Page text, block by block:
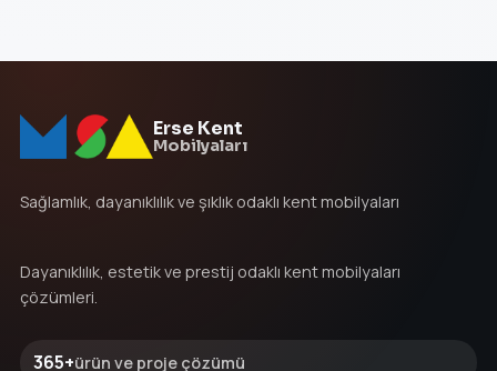
Erse Kent
Mobilyaları
Sağlamlık, dayanıklılık ve şıklık odaklı kent mobilyaları
Dayanıklılık, estetik ve prestij odaklı kent mobilyaları
çözümleri.
365+ürün ve proje çözümü